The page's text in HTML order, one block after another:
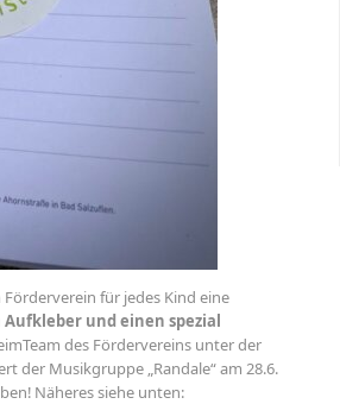
für jedes Kind eine
und einen spezial
des Fördervereins unter der
der Musikgruppe „Randale“ am 28.6.
Näheres siehe unten: